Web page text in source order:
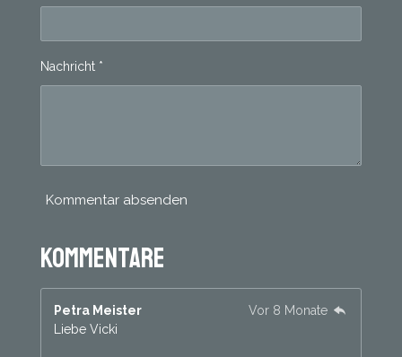
8
5
S
n
Nachricht *
Kommentar absenden
Kommentare
Petra Meister
Vor 8 Monate
Liebe Vicki